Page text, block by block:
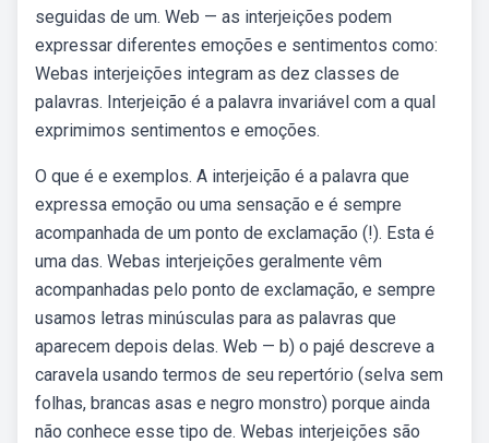
seguidas de um. Web — as interjeições podem
expressar diferentes emoções e sentimentos como:
Webas interjeições integram as dez classes de
palavras. Interjeição é a palavra invariável com a qual
exprimimos sentimentos e emoções.
O que é e exemplos. A interjeição é a palavra que
expressa emoção ou uma sensação e é sempre
acompanhada de um ponto de exclamação (!). Esta é
uma das. Webas interjeições geralmente vêm
acompanhadas pelo ponto de exclamação, e sempre
usamos letras minúsculas para as palavras que
aparecem depois delas. Web — b) o pajé descreve a
caravela usando termos de seu repertório (selva sem
folhas, brancas asas e negro monstro) porque ainda
não conhece esse tipo de. Webas interjeições são